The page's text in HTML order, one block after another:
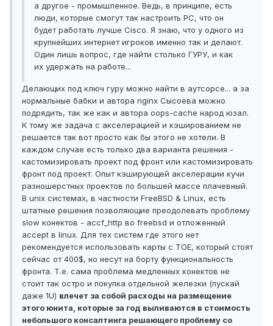
а другое - промышленное. Ведь, в принципе, есть
люди, которые смогут так настроить PC, что он
будет работать лучше Cisco. Я знаю, что у одного из
крупнейших интернет игроков именно так и делают.
Один лишь вопрос, где найти столько ГУРУ, и как
их удержать на работе...
Делающих под ключ гуру можно найти в аутсорсе... а за
нормальные бабки и автора nginx Сысоева можно
подрядить, так же как и автора oops-cache народ юзал.
К тому же задача с акселерацией и кэшированием не
решается так вот просто как бы этого не хотели. В
каждом случае есть только два варианта решения -
кастомизировать проект под фронт или кастомизировать
фронт под проект. Опыт кэширующей акселерации кучи
разношерстных проектов по большей массе плачевный.
В unix системах, в частности FreeBSD & Linux, есть
штатные решения позволяющие преодолевать проблему
slow конектов - accf_http во freebsd и отложенный
accept в linux. Для тех систем где этого нет
рекомендуется использовать карты с TOE, который стоят
сейчас от 400$, но несут на борту функциональность
фронта. Т.е. сама проблема медленных конектов не
стоит так остро и покупка отдельной железки (пускай
даже 1U) влечет за собой расходы на размещение
этого юнита, которые за год выливаются в стоимость
небольшого консалтинга решающего проблему со